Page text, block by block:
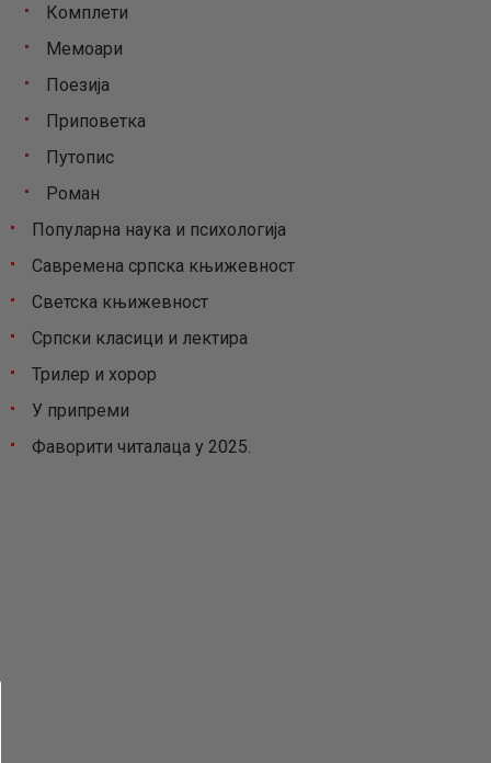
Комплети
Мемоари
Поезија
Приповетка
Путопис
Роман
Популарна наука и психологија
Савремена српска књижевност
Светска књижевност
Српски класици и лектира
Трилер и хорор
У припреми
Фаворити читалаца у 2025.